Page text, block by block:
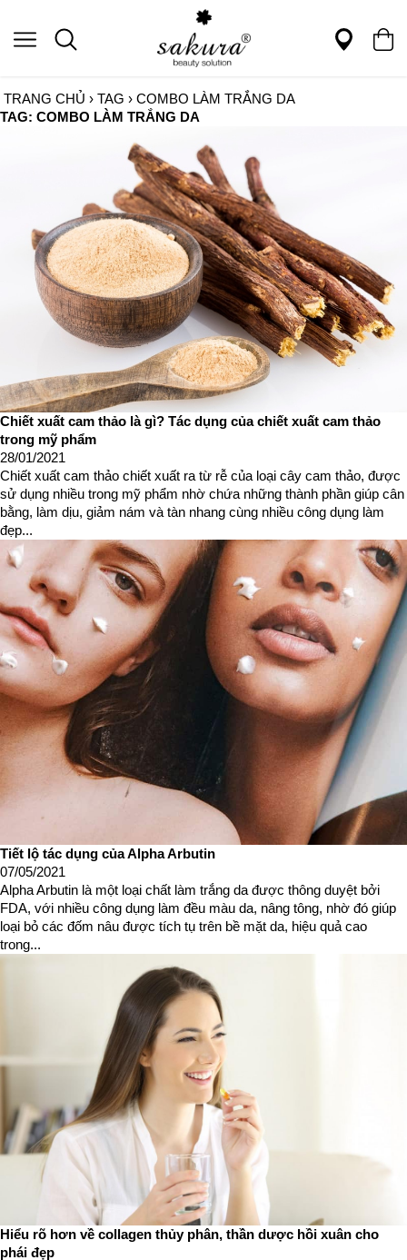
TRANG CHỦ › TAG › COMBO LÀM TRẮNG DA
TAG: COMBO LÀM TRẮNG DA
Chiết xuất cam thảo là gì? Tác dụng của chiết xuất cam thảo
trong mỹ phẩm
28/01/2021
Chiết xuất cam thảo chiết xuất ra từ rễ của loại cây cam thảo, được
sử dụng nhiều trong mỹ phẩm nhờ chứa những thành phần giúp cân
bằng, làm dịu, giảm nám và tàn nhang cùng nhiều công dụng làm
đẹp...
Tiết lộ tác dụng của Alpha Arbutin
07/05/2021
Alpha Arbutin là một loại chất làm trắng da được thông duyệt bởi
FDA, với nhiều công dụng làm đều màu da, nâng tông, nhờ đó giúp
loại bỏ các đốm nâu được tích tụ trên bề mặt da, hiệu quả cao
trong...
Hiểu rõ hơn về collagen thủy phân, thần dược hồi xuân cho
phái đẹp